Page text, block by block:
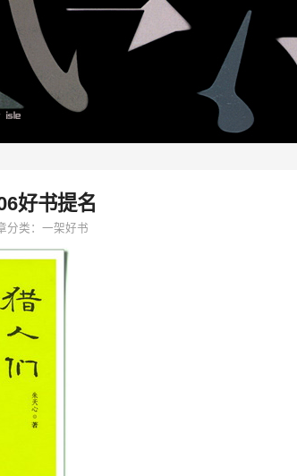
好书提名
分类： 一架好书